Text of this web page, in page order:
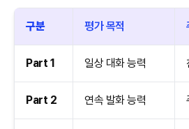
구분 평가 목적
Part 1 일상 대화 능력
Part 2 연속 발화 능력